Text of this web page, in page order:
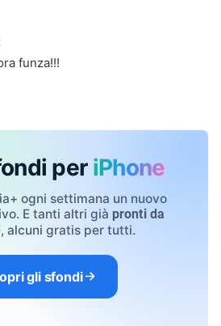
funza!!!
per iPhone
ogni settimana un nuovo
E tanti altri già pronti da
, alcuni gratis per tutti.
gli sfondi